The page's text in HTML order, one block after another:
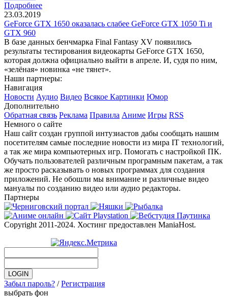
Подробнее
23.03.2019
GeForce GTX 1650 оказалась слабее GeForce GTX 1050 Ti и
GTX 960
В базе данных бенчмарка Final Fantasy XV появились
результаты тестирования видеокарты GeForce GTX 1650,
которая должна официально выйти в апреле. И, судя по ним,
«зелёная» новинка «не тянет».
Наши партнеры:
Навигация
Новости Аудио Видео Всякое Картинки Юмор
Дополнительно
Обратная связь Реклама Правила Аниме Игры RSS
Немного о сайте
Наш сайт создан группой интузиастов дабы сообщать нашим
посетителям самые последние новости из мира IT технологий,
а так же мира компьютерных игр. Помогать с настройкой ПК.
Обучать пользователей различным програмным пакетам, а так
же просто расказывать о новых программах для создания
приложений. Не обошли мы внимание и различные видео
мануалы по созданию видео или аудио редакторы.
Партнеры
Copyright 2011-2024. Хостинг предоставлен ManiaHost.
Забыл пароль? /Регистрация
выбрать фон